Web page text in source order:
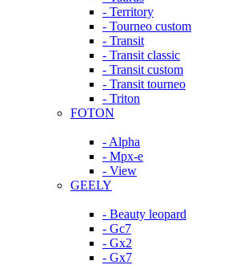
- Territory
- Tourneo custom
- Transit
- Transit classic
- Transit custom
- Transit tourneo
- Triton
FOTON
- Alpha
- Mpx-e
- View
GEELY
- Beauty leopard
- Gc7
- Gx2
- Gx7